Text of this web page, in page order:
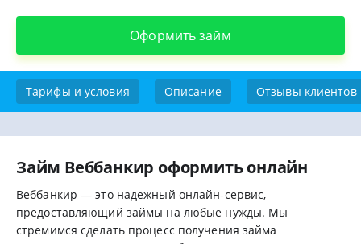
Оформить займ
Тарифы и условия Описание Отзывы клиентов
Займ Веббанкир оформить онлайн
Веббанкир — это надежный онлайн-сервис,
предоставляющий займы на любые нужды. Мы
стремимся сделать процесс получения займа